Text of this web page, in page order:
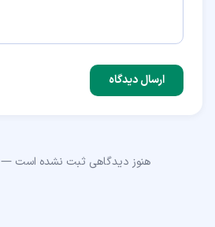
ارسال دیدگاه
هنوز دیدگاهی ثبت نشده است —